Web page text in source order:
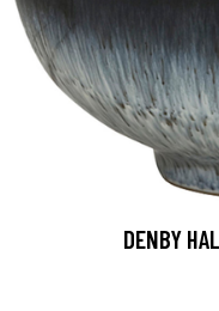
DENBY